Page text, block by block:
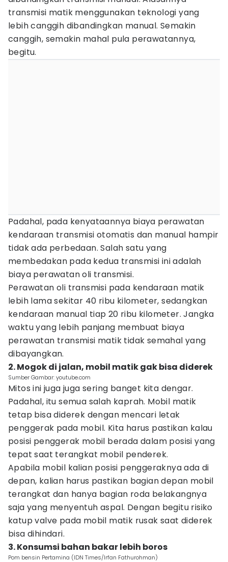
transmisi matik menggunakan teknologi yang
lebih canggih dibandingkan manual. Semakin
canggih, semakin mahal pula perawatannya,
begitu.
Padahal, pada kenyataannya biaya perawatan
kendaraan transmisi otomatis dan manual hampir
tidak ada perbedaan. Salah satu yang
membedakan pada kedua transmisi ini adalah
biaya perawatan oli transmisi.
Perawatan oli transmisi pada kendaraan matik
lebih lama sekitar 40 ribu kilometer, sedangkan
kendaraan manual tiap 20 ribu kilometer. Jangka
waktu yang lebih panjang membuat biaya
perawatan transmisi matik tidak semahal yang
dibayangkan.
2. Mogok di jalan, mobil matik gak bisa diderek
Sumber Gambar: youtube.com
Mitos ini juga juga sering banget kita dengar.
Padahal, itu semua salah kaprah. Mobil matik
tetap bisa diderek dengan mencari letak
penggerak pada mobil. Kita harus pastikan kalau
posisi penggerak mobil berada dalam posisi yang
tepat saat terangkat mobil penderek.
Apabila mobil kalian posisi penggeraknya ada di
depan, kalian harus pastikan bagian depan mobil
terangkat dan hanya bagian roda belakangnya
saja yang menyentuh aspal. Dengan begitu risiko
katup valve pada mobil matik rusak saat diderek
bisa dihindari.
3. Konsumsi bahan bakar lebih boros
Pom bensin Pertamina (IDN Times/Irfan Fathurohman)